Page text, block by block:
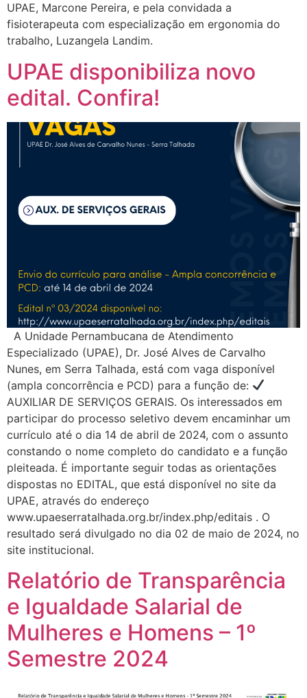
UPAE, Marcone Pereira, e pela convidada a
fisioterapeuta com especialização em ergonomia do
trabalho, Luzangela Landim.
UPAE disponibiliza novo
edital. Confira!
A Unidade Pernambucana de Atendimento
Especializado (UPAE), Dr. José Alves de Carvalho
Nunes, em Serra Talhada, está com vaga disponível
(ampla concorrência e PCD) para a função de:
AUXILIAR DE SERVIÇOS GERAIS. Os interessados em
participar do processo seletivo devem encaminhar um
currículo até o dia 14 de abril de 2024, com o assunto
constando o nome completo do candidato e a função
pleiteada. É importante seguir todas as orientações
dispostas no EDITAL, que está disponível no site da
UPAE, através do endereço
www.upaeserratalhada.org.br/index.php/editais . O
resultado será divulgado no dia 02 de maio de 2024, no
site institucional.
Relatório de Transparência
e Igualdade Salarial de
Mulheres e Homens – 1º
Semestre 2024